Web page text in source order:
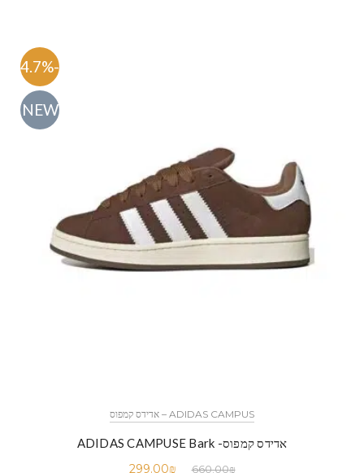
-54.7%
NEW
ADIDAS CAMPUS – אדידס קמפוס
אדידס קמפוס- ADIDAS CAMPUSE Bark
660.00₪
299.00₪